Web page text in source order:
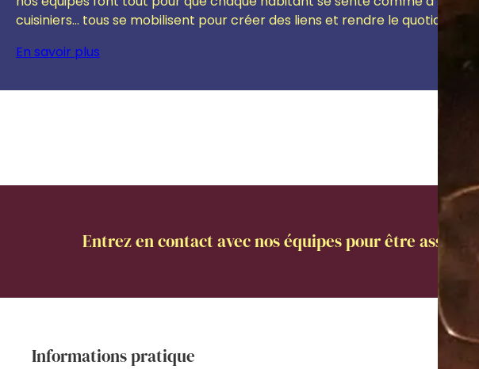
cuisiniers… tous se mobilisent pour créer des liens et rendre le quotidien
En savoir plus
Entrez en contact avec nos équipes pour être assisté
Informations pratique